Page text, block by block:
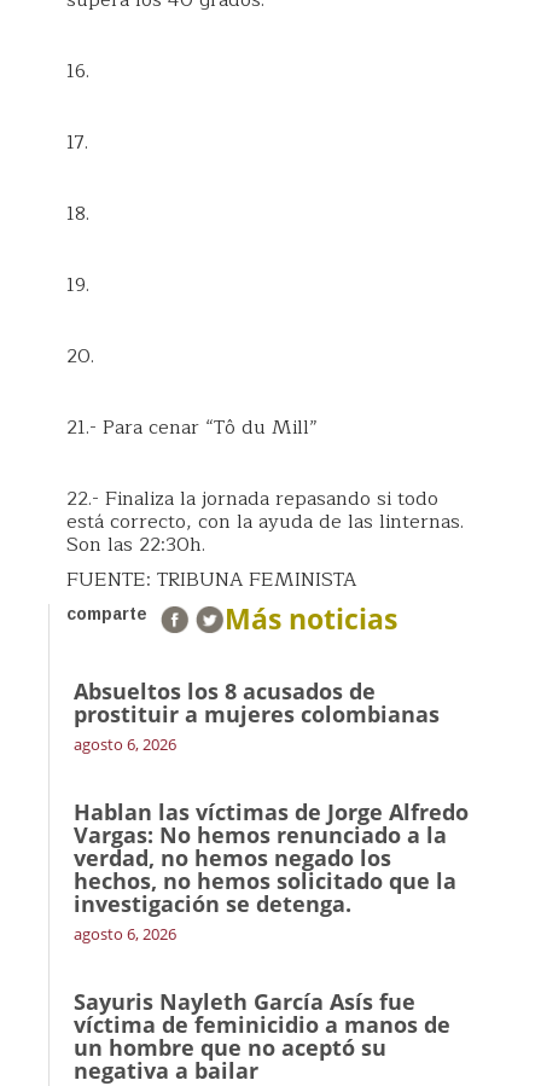
16.
17.
18.
19.
20.
21.- Para cenar “Tô du Mill”
22.- Finaliza la jornada repasando si todo
está correcto, con la ayuda de las linternas.
Son las 22:30h.
FUENTE: TRIBUNA FEMINISTA
comparte Más noticias
Absueltos los 8 acusados de
prostituir a mujeres colombianas
agosto 6, 2026
Hablan las víctimas de Jorge Alfredo
Vargas: No hemos renunciado a la
verdad, no hemos negado los
hechos, no hemos solicitado que la
investigación se detenga.
agosto 6, 2026
Sayuris Nayleth García Asís fue
víctima de feminicidio a manos de
un hombre que no aceptó su
negativa a bailar